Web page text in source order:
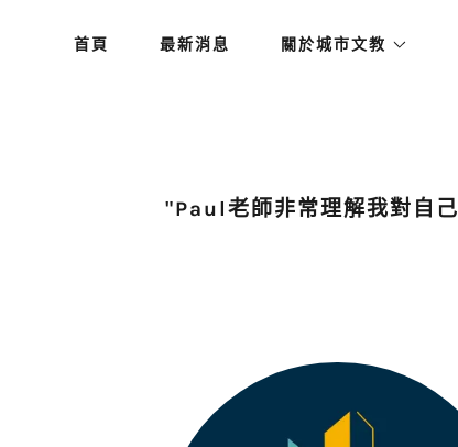
首頁 最新消息 關於城市文教
"Paul老師非常理解我對自